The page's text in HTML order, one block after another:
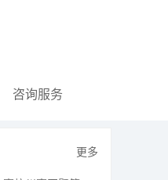
咨询服务
更多